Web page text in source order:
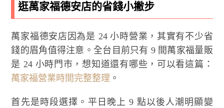
逛萬家福德安店的省錢小撇步
萬家福德安店因為是 24 小時營業，其實有不少省
錢的眉角值得注意。全台目前只有 9 間萬家福量販
是 24 小時門市，想知道還有哪些，可以看這篇：
萬家福營業時間完整整理 。
首先是時段選擇。平日晚上 9 點以後人潮明顯變